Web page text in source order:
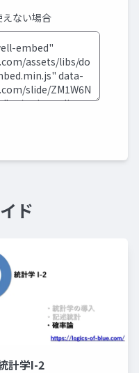
えない場合
ド
計学I-2